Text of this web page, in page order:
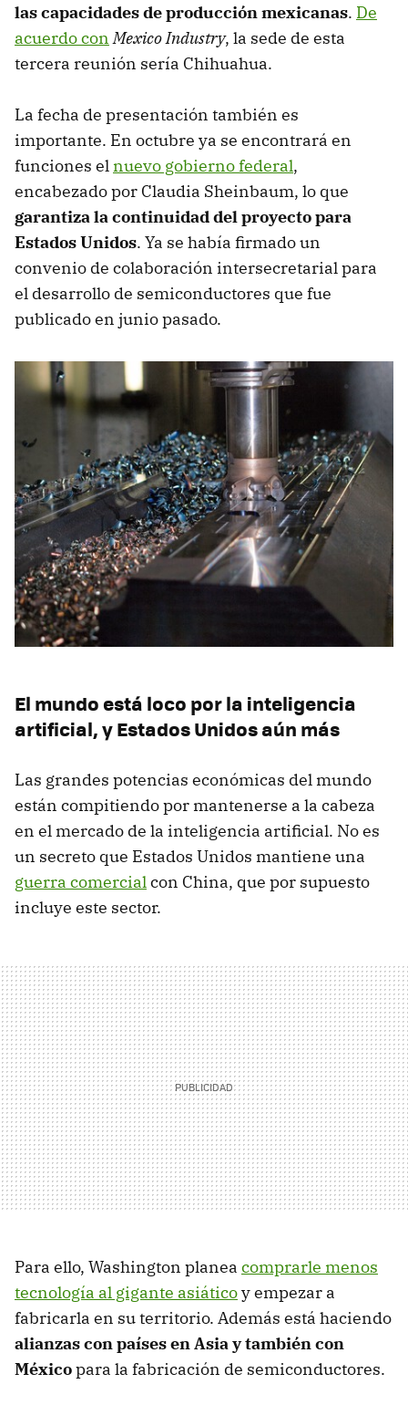
las capacidades de producción mexicanas. De
acuerdo con Mexico Industry, la sede de esta
tercera reunión sería Chihuahua.
La fecha de presentación también es
importante. En octubre ya se encontrará en
funciones elnuevo gobierno federal,
encabezado por Claudia Sheinbaum, lo que
garantiza la continuidad del proyecto para
Estados Unidos. Ya se había firmado un
convenio de colaboración intersecretarial para
el desarrollo de semiconductores que fue
publicado en junio pasado.
El mundo está loco por la inteligencia
artificial, y Estados Unidos aún más
Las grandes potencias económicas del mundo
están compitiendo por mantenerse a la cabeza
en el mercado de la inteligencia artificial. No es
un secreto que Estados Unidos mantiene una
guerra comercial con China, que por supuesto
incluye este sector.
Para ello, Washington planea comprarle menos
tecnología al gigante asiáticoy empezar a
fabricarla en su territorio. Además está haciendo
alianzas con países en Asia y también con
Méxicopara la fabricación de semiconductores.